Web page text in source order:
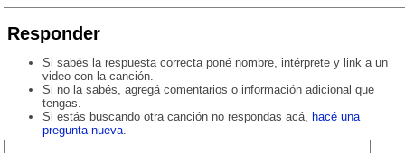
Responder
Si sabés la respuesta correcta poné nombre, intérprete y link a un
video con la canción.
Si no la sabés, agregá comentarios o información adicional que
tengas.
Si estás buscando otra canción no respondas acá, hacé una
pregunta nueva.